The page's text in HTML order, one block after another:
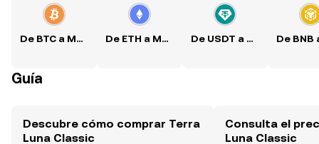
De BTC a MKD De ETH a MKD De USDT a MKD
Guía
Descubre cómo comprar Terra
Luna Classic
Consulta el
Luna Classic